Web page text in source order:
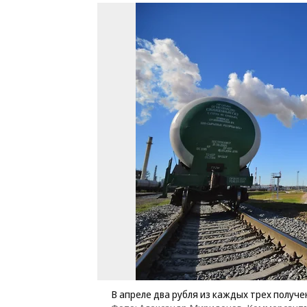
В апреле два рубля из каждых трех